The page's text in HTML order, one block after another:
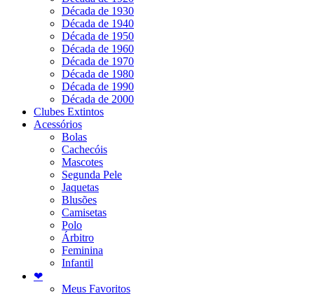
Década de 1930
Década de 1940
Década de 1950
Década de 1960
Década de 1970
Década de 1980
Década de 1990
Década de 2000
Clubes Extintos
Acessórios
Bolas
Cachecóis
Mascotes
Segunda Pele
Jaquetas
Blusões
Camisetas
Polo
Árbitro
Feminina
Infantil
❤
Meus Favoritos